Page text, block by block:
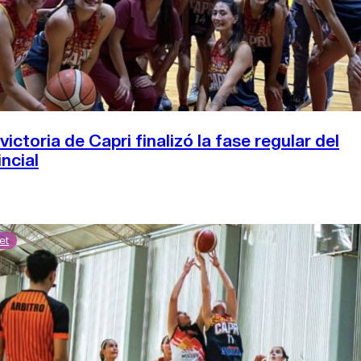
de Capri finalizó la fase regular del